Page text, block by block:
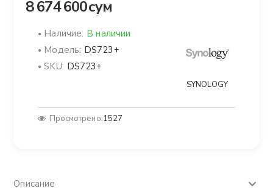
8 674 600 сум
Наличие: В наличии
Модель: DS723+
SKU: DS723+
SYNOLOGY
Просмотрено:1527
Описание